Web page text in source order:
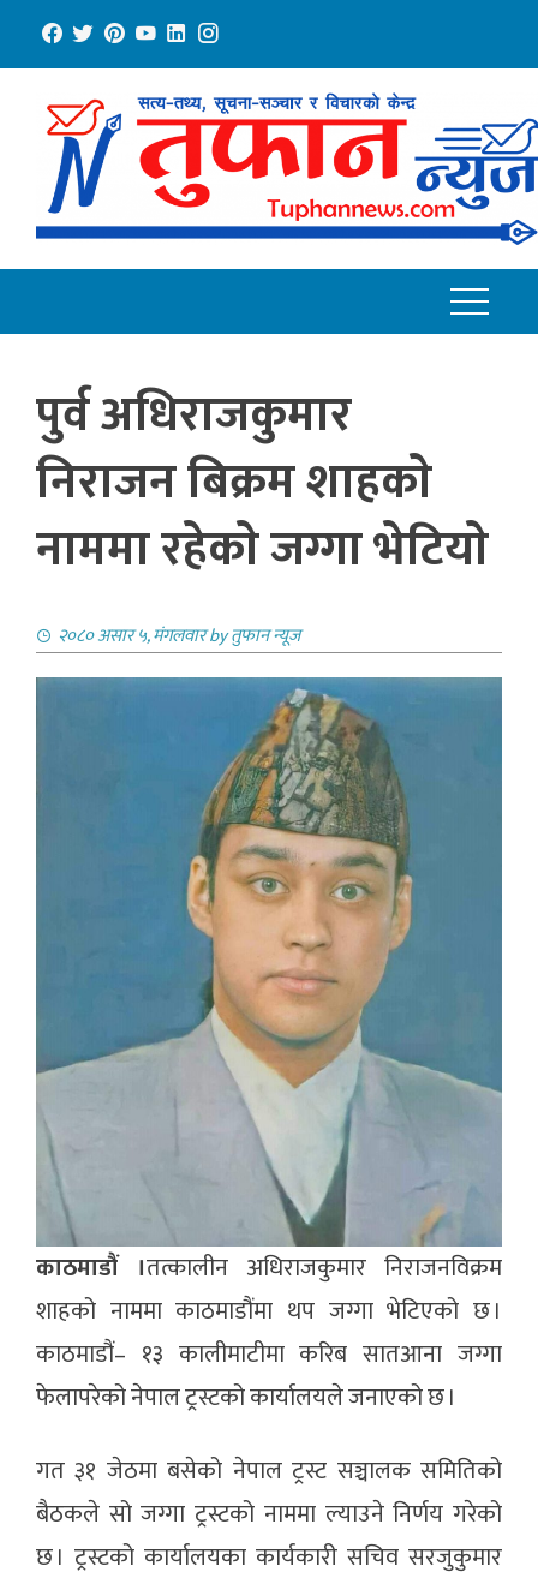
content
पुर्व अधिराजकुमार
निराजन बिक्रम शाहकाे
नाममा रहेकाे जग्गा भेटियाे
२०८० असार ५, मंगलवारbyतुफान न्यूज
काठमाडौं ।तत्कालीन अधिराजकुमार निराजनविक्रम
शाहको नाममा काठमाडौंमा थप जग्गा भेटिएको छ ।
काठमाडौं– १३ कालीमाटीमा करिब सातआना जग्गा
फेलापरेको नेपाल ट्रस्टको कार्यालयले जनाएको छ ।
गत ३१ जेठमा बसेको नेपाल ट्रस्ट सञ्चालक समितिको
बैठकले सो जग्गा ट्रस्टको नाममा ल्याउने निर्णय गरेको
छ । ट्रस्टको कार्यालयका कार्यकारी सचिव सरजुकुमार